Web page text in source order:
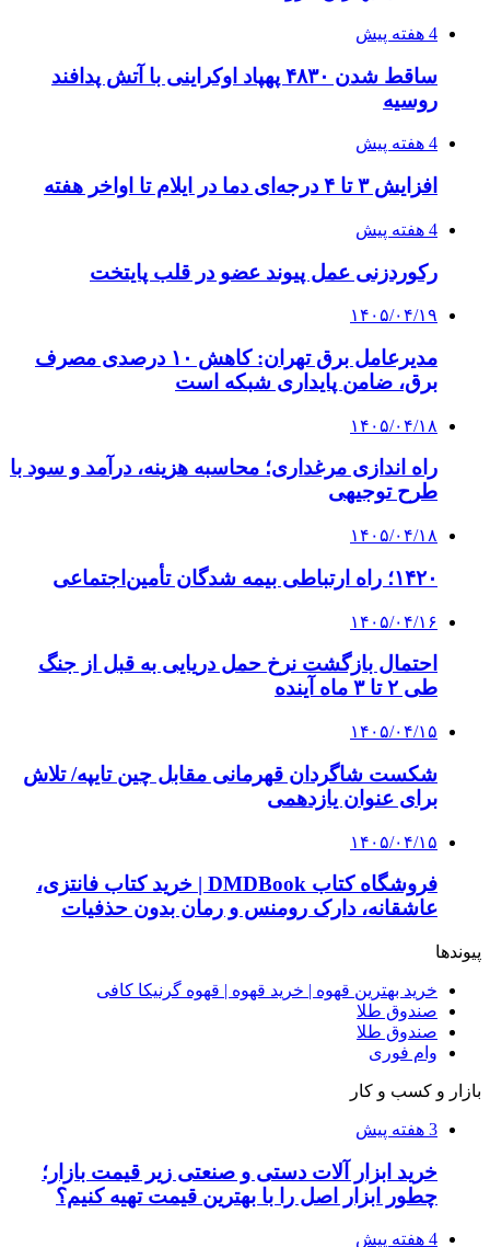
۱۴۲۰؛ راه ارتباطی بیمه شدگان تأمین‌اجتماعی
۱۴۰۵/۰۴/۱۶
احتمال بازگشت نرخ حمل دریایی به قبل از جنگ
طی ۲ تا ۳ ماه آینده
۱۴۰۵/۰۴/۱۵
شکست شاگردان قهرمانی مقابل چین تایپه/ تلاش
برای عنوان یازدهمی
۱۴۰۵/۰۴/۱۵
عاشقانه، دارک رومنس و رمان بدون حذفیات
پیوندها
خرید بهترین قهوه | خرید قهوه | قهوه گرنیکا کافی
صندوق طلا
صندوق طلا
وام فوری
بازار و کسب و کار
3 هفته پیش
خرید ابزار آلات دستی و صنعتی زیر قیمت بازار؛
4 هفته پیش
چرا انتخاب تامین‌کننده تجهیزات جوشکاری، کیفیت
4 هفته پیش
از کجا تجهیزات ترافیکی باکیفیت بخریم؟ راهنمای
۱۴۰۵/۰۴/۱۸
راه اندازی مرغداری؛ محاسبه هزینه، درآمد و سود با
۱۴۰۵/۰۴/۱۵
عاشقانه، دارک رومنس و رمان بدون حذفیات
۱۴۰۵/۰۴/۱۴
راهنمای جامع خرید تجهیزات اندازه گیری؛ چطور
دقیق‌ترین ابزارها را آنلاین بخریم؟
۱۴۰۵/۰۴/۰۹